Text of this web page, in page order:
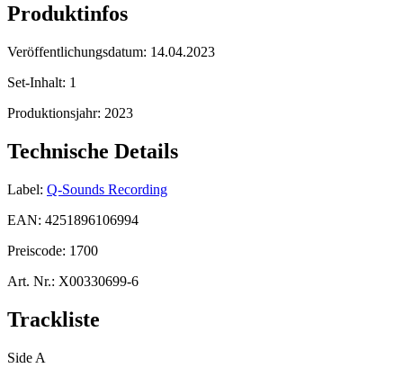
Produktinfos
Veröffentlichungsdatum: 14.04.2023
Set-Inhalt: 1
Produktionsjahr: 2023
Technische Details
Label: Q-Sounds Recording
EAN: 4251896106994
Preiscode: 1700
Art. Nr.: X00330699-6
Trackliste
Side A